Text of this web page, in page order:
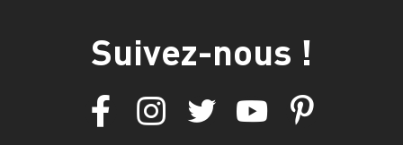
Suivez-nous !